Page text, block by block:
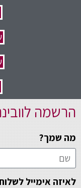
הרשמה
מה שמך?
לאיזה אימייל